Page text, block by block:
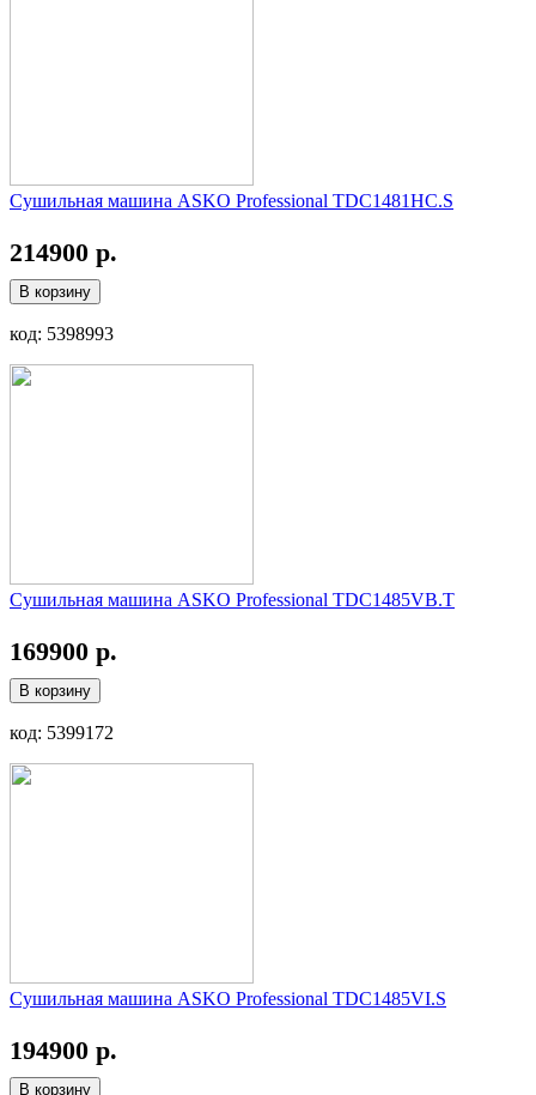
Сушильная машина ASKO Professional TDC1481HC.S
214900 р.
В корзину
код: 5398993
Сушильная машина ASKO Professional TDC1485VB.T
169900 р.
В корзину
код: 5399172
Сушильная машина ASKO Professional TDC1485VI.S
194900 р.
В корзину